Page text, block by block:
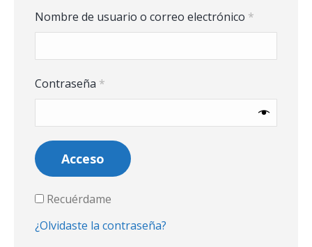
Nombre de usuario o correo electrónico *
Contraseña *
Acceso
Recuérdame
¿Olvidaste la contraseña?